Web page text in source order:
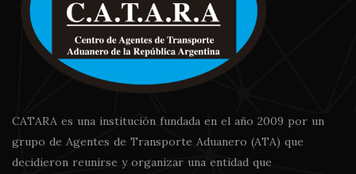
CATARA es una institución fundada en el año 2009 por un
grupo de Agentes de Transporte Aduanero (ATA) que
decidieron reunirse y organizar una entidad que